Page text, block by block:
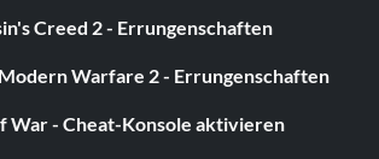
weißt, dass du es willst. (Bronze): Nimm
von Dito an.
Geschenk! (Bronze): Du hast
Creed 2 - Errungenschaften
Warfare 2 - Errungenschaften
War - Cheat-Konsole aktivieren